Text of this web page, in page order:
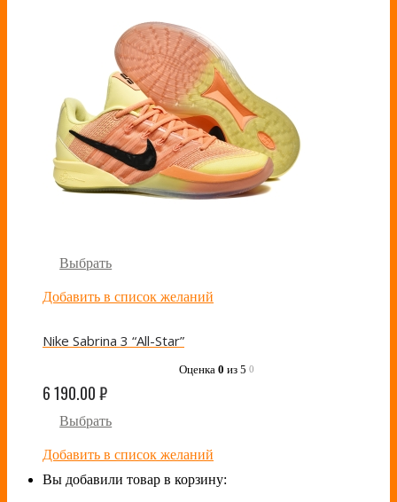
Выбрать
Добавить в список желаний
Nike Sabrina 3 “All-Star”
Оценка 0 из 5 0
6 190.00₽
Выбрать
Добавить в список желаний
Вы добавили товар в корзину: